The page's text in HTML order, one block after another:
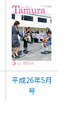
平成26年5月
号